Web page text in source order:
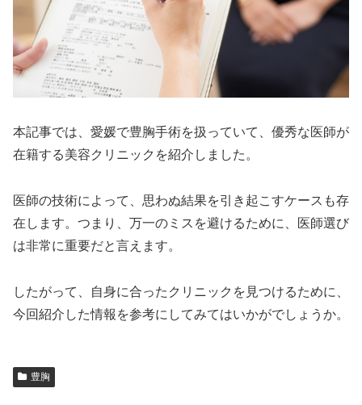
本記事では、愛媛で豊胸手術を扱っていて、優秀な医師が
在籍する美容クリニックを紹介しました。
医師の技術によって、思わぬ結果を引き起こすケースも存
在します。つまり、万一のミスを避けるために、医師選び
は非常に重要だと言えます。
したがって、自身に合ったクリニックを見つけるために、
今回紹介した情報を参考にしてみてはいかがでしょうか。
豊胸